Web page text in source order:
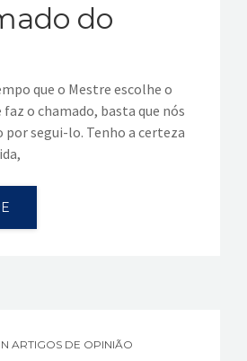
do
que o Mestre escolhe o
faz o chamado, basta que nós
por segui-lo. Tenho a certeza
IN ARTIGOS DE OPINIÃO